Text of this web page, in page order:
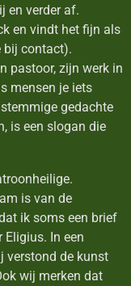
en verder af.
en vindt het fijn als
bij contact).
pastoor, zijn werk in
mensen je iets
gedachte
is een slogan die
is van de
ik soms een brief
In een
verstond de kunst
wij merken dat